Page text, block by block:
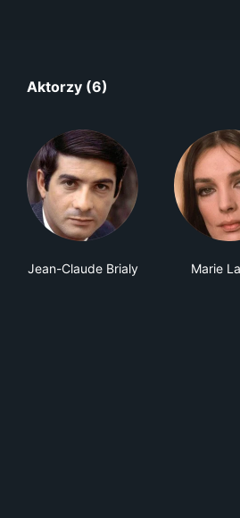
Aktorzy (6)
Jean-Claude Brialy Marie